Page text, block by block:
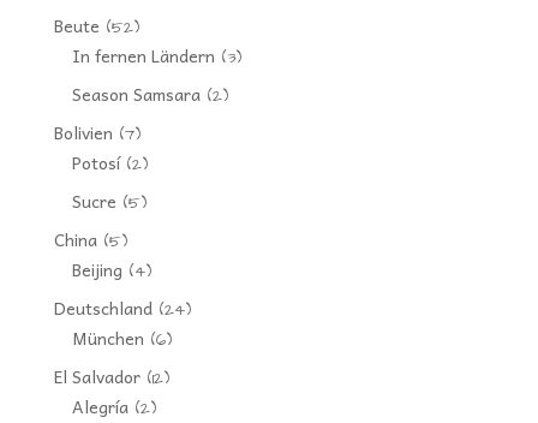
Beute (52)
In fernen Ländern (3)
Season Samsara(2)
Bolivien (7)
Potosí(2)
Sucre (5)
China(5)
Beijing (4)
Deutschland(24)
München (6)
El Salvador(12)
Alegría(2)